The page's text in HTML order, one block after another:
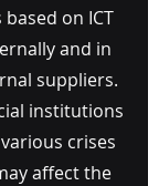
on ICT
and in
suppliers.
institutions
crises
affect the